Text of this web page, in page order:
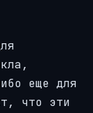
еще для
что эти